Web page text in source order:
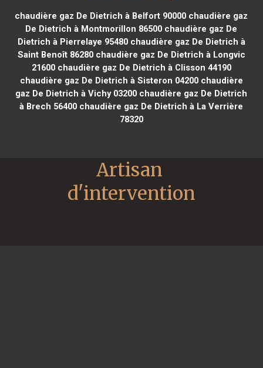
chaudière gaz De Dietrich à Belfort 90000 chaudière gaz
De Dietrich à Montmorillon 86500 chaudière gaz De
Dietrich à Pierrelaye 95480chaudière gaz De Dietrich à
Saint Benoît 86280chaudière gaz De Dietrich à Longvic
21600chaudière gaz De Dietrich à Clisson 44190
chaudière gaz De Dietrich à Sisteron 04200chaudière
gaz De Dietrich à Vichy 03200 chaudière gaz De Dietrich
à Brech 56400 chaudière gaz De Dietrich à La Verrière
78320
Artisan
d'intervention